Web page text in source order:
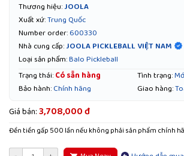
Thương hiệu:JOOLA
Xuất xứ:Trung Quốc
Number order:600330
Nhà cung cấp:JOOLA PICKLEBALL VIỆT NAM
Loại sản phẩm:Balo Pickleball
Trạng thái:Có sẵn hàng Tình trạng:
Bảo hành:Chính hãng Giao hàng:
Giá bán:3,708,000 đ
Đền tiền gấp 500 lần nếu không phải sản phẩm chính